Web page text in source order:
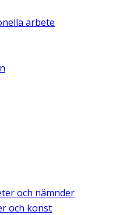
arbete
och nämnder
och konst